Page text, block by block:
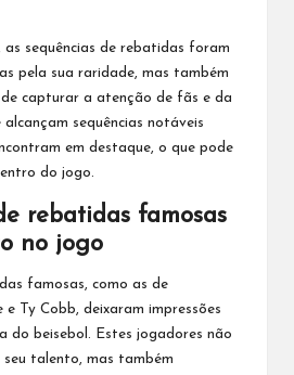
sequências de rebatidas foram
pela sua raridade, mas também
capturar a atenção de fãs e da
sequências notáveis
em destaque, o que pode
do jogo.
rebatidas famosas
no jogo
famosas, como as de
e Ty Cobb, deixaram impressões
do beisebol . Estes jogadores não
talento, mas também